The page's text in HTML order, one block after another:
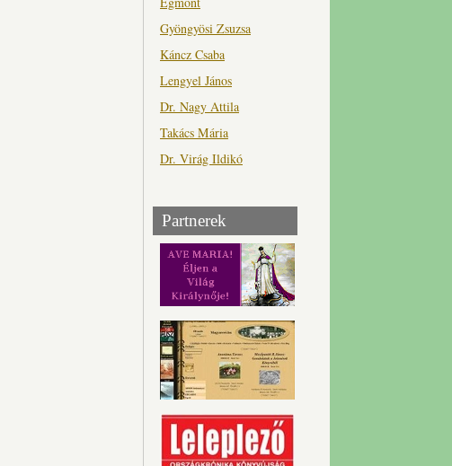
Gyöngyösi Zsuzsa
Káncz Csaba
Lengyel János
Dr. Nagy Attila
Takács Mária
Dr. Virág Ildikó
Partnerek